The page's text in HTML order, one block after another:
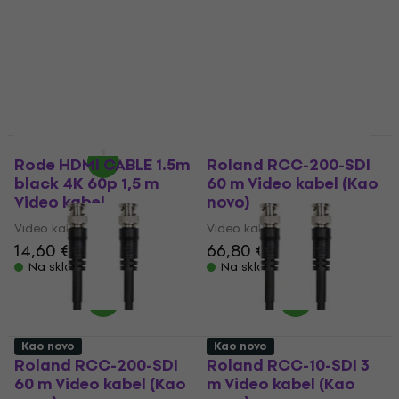
Rode HDMI CABLE 1.5m
black 4K 60p 1,5 m
Video kabel
Video kabel
14,60 €
Na skladištu
Roland RCC-200-SDI
60 m Video kabel (Kao
novo)
Video kabel
66,80 €
Na skladištu
Roland RCC-200-SDI
60 m Video kabel (Kao
Roland RCC-10-SDI 3
m Video kabel (Kao
Kao novo Kao novo